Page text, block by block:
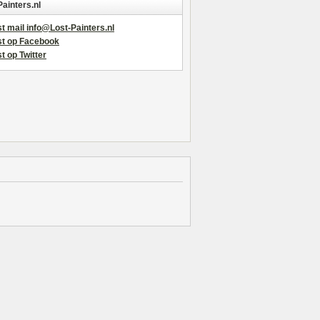
mail info@Lost-Painters.nl
op Facebook
op Twitter